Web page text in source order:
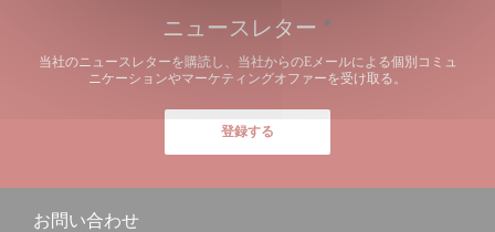
ニュースレター *
当社のニュースレターを購読し、当社からのEメールによる個別コミュ
ニケーションやマーケティングオファーを受け取る。
登録する
お問い合わせ